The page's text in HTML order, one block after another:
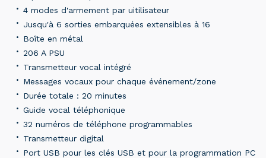
4 modes d'armement par uitilisateur
Jusqu'à 6 sorties embarquées extensibles à 16
Boîte en métal
206 A PSU
Transmetteur vocal intégré
Messages vocaux pour chaque événement/zone
Durée totale : 20 minutes
Guide vocal téléphonique
32 numéros de téléphone programmables
Transmetteur digital
Port USB pour les clés USB et pour la programmation PC